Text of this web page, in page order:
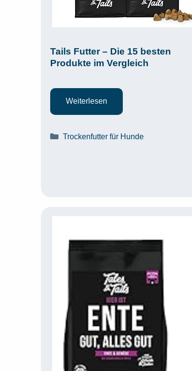
Tails Futter – Die 15 besten
Produkte im Vergleich
Weiterlesen
Kategorien
Trockenfutter für Hunde